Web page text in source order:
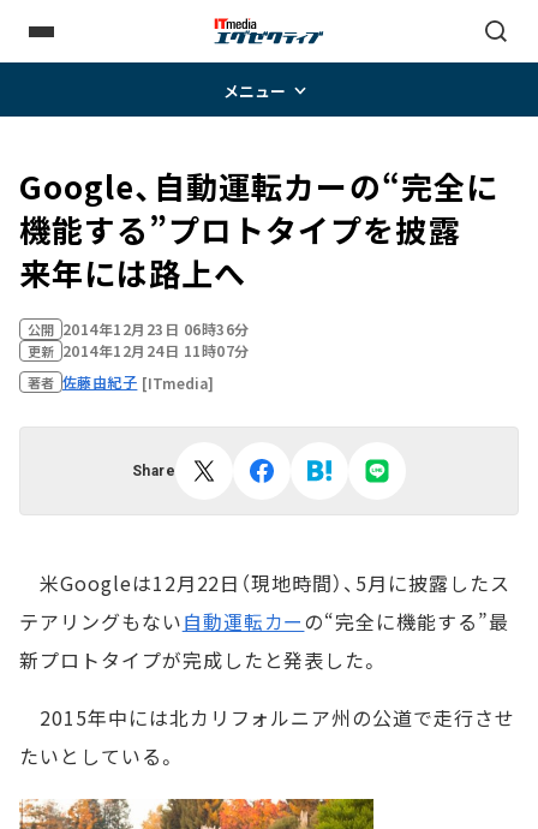
メニュー
Google、自動運転カーの“完全に
機能する”プロトタイプを披露
来年には路上へ
公開 2014年12月23日 06時36分
更新 2014年12月24日 11時07分
著者 佐藤由紀子 [ITmedia]
Share
米Googleは12月22日（現地時間）、5月に披露したス
テアリングもない自動運転カーの“完全に機能する”最
新プロトタイプが完成したと発表した。
2015年中には北カリフォルニア州の公道で走行させ
たいとしている。